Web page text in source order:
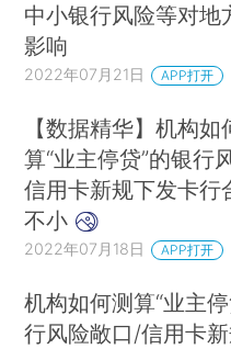
中小银行风险等对地
影响
2022年07月21日 APP打开
【数据精华】机构如
算“业主停贷”的银行
信用卡新规下发卡行
不小
2022年07月18日 APP打开
机构如何测算“业主
行风险敞口/信用卡